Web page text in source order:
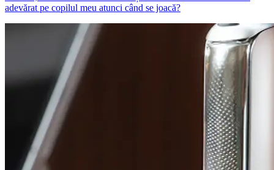
adevărat pe copilul meu atunci când se joacă?